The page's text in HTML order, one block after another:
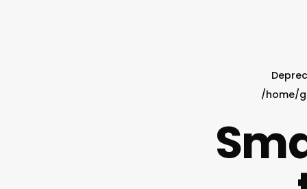
/home/